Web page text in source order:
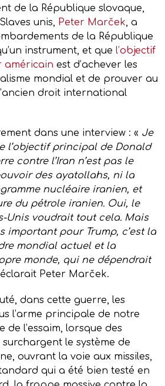
de la République slovaque,
unis,
Peter Marček , a
de la République
instrument, et que l’objectif
américain est d’achever les
mondial et de prouver au
droit international
dans une interview : « Je
l’objectif principal de Donald
contre l’Iran n’est pas le
des ayatollahs, ni la
nucléaire iranien, et
du pétrole iranien. Oui, le
Unis voudrait tout cela. Mais
important pour Trump, c’est la
mondial actuel et la
monde, qui ne dépendrait
Peter Marček.
dans cette guerre, les
l’arme principale de notre
de l’essaim, lorsque des
le système de
ouvrant la voie aux missiles,
qui a été bien testé en